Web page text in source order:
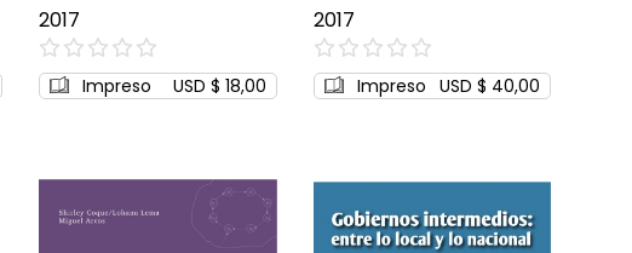
2017
0%
Impreso USD $ 18,00
2017
0%
Impreso USD $ 40,00